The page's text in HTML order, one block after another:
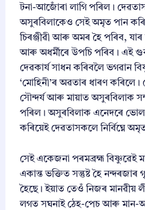
টনা-আজোঁৰা লাগি পৰিল।
অসুৰবিলাকেও সেই অমৃত পান
চিৰঞ্জীৱী আৰু অমৰ হৈ পৰিব,
আৰু অধৰ্মীৰে উপচি পৰিব। এই
দেৱকাৰ্য সাধন কৰিবলৈ ভগৱান
‘মোহিনী’ৰ অৱতাৰ ধাৰণ
সৌন্দৰ্য আৰু মায়াত অসুৰবিলাক
পৰিল। অসুৰবিলাক এনেদৰে
কৰিয়েই দেৱতাসকলে নিৰ্বিঘ্নে
সেই একেজনা পৰমব্ৰহ্ম
একান্ত ভক্তিত সন্তুষ্ট হৈ নন্দৰজাৰ
হৈছে। ইয়াত তেওঁ নিজৰ মানৱীয়
লগত সঘনাই ঠেহ-পেচ আৰু মান-